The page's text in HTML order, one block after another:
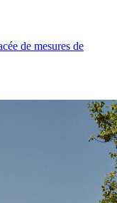
de mesures de